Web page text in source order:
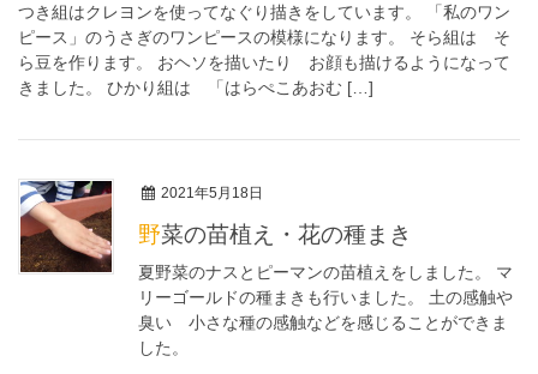
つき組はクレヨンを使ってなぐり描きをしています。 「私のワン
ピース」のうさぎのワンピースの模様になります。 そら組は そ
ら豆を作ります。 おヘソを描いたり お顔も描けるようになって
きました。 ひかり組は 「はらぺこあおむ […]
2021年5月18日
野菜の苗植え・花の種まき
夏野菜のナスとピーマンの苗植えをしました。 マ
リーゴールドの種まきも行いました。 土の感触や
臭い 小さな種の感触などを感じることができま
した。